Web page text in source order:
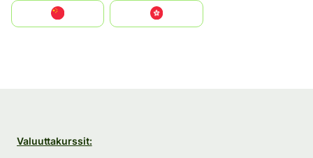
中國香港特別行政區
Valuuttakurssit: